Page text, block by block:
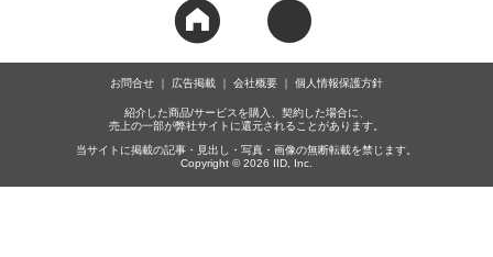
お問合せ 広告掲載 会社概要 個人情報保護方針
紹介した商品/サービスを購入、契約した場合に、
売上の一部が弊社サイトに還元されることがあります。
当サイトに掲載の記事・見出し・写真・画像の無断転載を禁じます。
Copyright © 2026 IID, Inc.